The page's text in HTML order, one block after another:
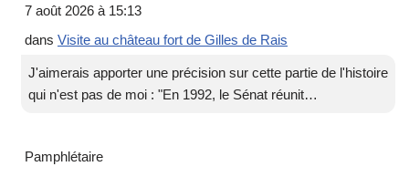
7 août 2026 à 15:13
dans Visite au château fort de Gilles de Rais
J'aimerais apporter une précision sur cette partie de l'histoire
qui n'est pas de moi : "En 1992, le Sénat réunit…
Pamphlétaire